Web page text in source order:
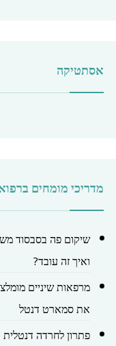
אסתטיקה
מדריכי מומחים
שיקום פה בסבסוד
ואיך זה עובד?
מרפאות שיניים
את סמארט דנטל
פתרון לחרדה דנטלית